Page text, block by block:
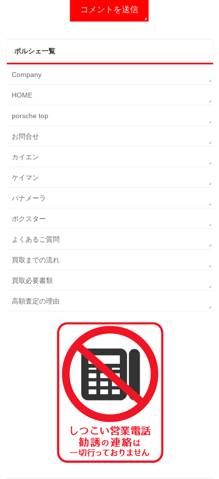
ポルシェ一覧
Company
HOME
porsche top
お問合せ
カイエン
ケイマン
パナメーラ
ボクスター
よくあるご質問
買取までの流れ
買取必要書類
高額査定の理由